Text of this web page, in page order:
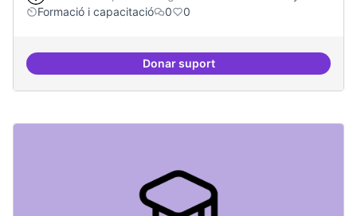
Formació i capacitació
0 0
Donar suportConsolidar oferta antena